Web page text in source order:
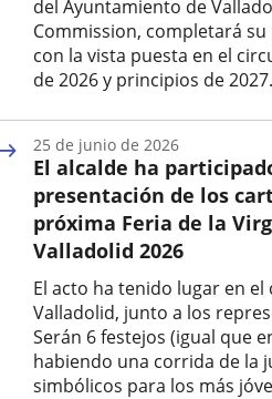
del Ayuntamiento de
Commission, completará
con la vista puesta en el
de 2026 y principios de
la
noticia
El alcalde ha
presentación de los
próxima Feria de la
Valladolid 2026
El acto ha tenido lugar en
Valladolid, junto a los
Serán 6 festejos (igual que
habiendo una corrida de la
simbólicos para los más
25 de junio de 2026